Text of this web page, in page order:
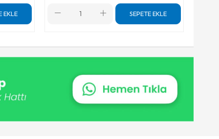
EKLE SEPETE EKLE